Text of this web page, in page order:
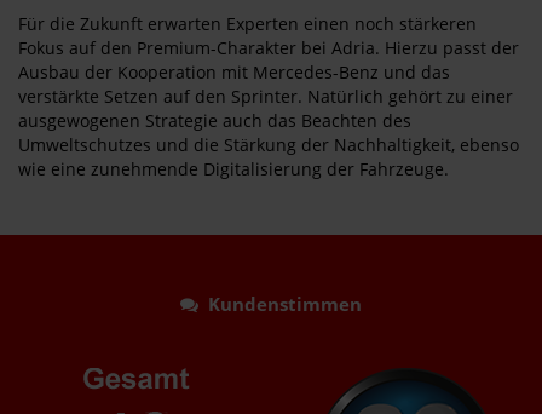
Für die Zukunft erwarten Experten einen noch stärkeren
Fokus auf den Premium-Charakter bei Adria. Hierzu passt der
Ausbau der Kooperation mit Mercedes-Benz und das
verstärkte Setzen auf den Sprinter. Natürlich gehört zu einer
ausgewogenen Strategie auch das Beachten des
Umweltschutzes und die Stärkung der Nachhaltigkeit, ebenso
wie eine zunehmende Digitalisierung der Fahrzeuge.
Kundenstimmen